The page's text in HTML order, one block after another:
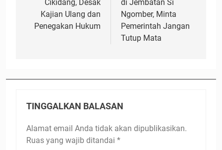
Cikidang, Desak
Kajian Ulang dan
Penegakan Hukum
di Jembatan Si
Ngomber, Minta
Pemerintah Jangan
Tutup Mata
TINGGALKAN BALASAN
Alamat email Anda tidak akan dipublikasikan.
Ruas yang wajib ditandai *